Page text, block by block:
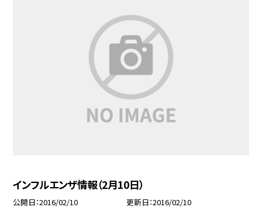
インフルエンザ情報（2月10日）
公開日 2016/02/10 更新日 2016/02/10